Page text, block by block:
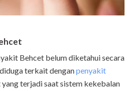
Behcet belum diketahui secara
terkait denganpenyakit
yang terjadi saat sistem kekebalan